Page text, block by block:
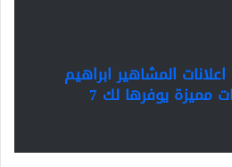
اعلانات المشاهير ابراهيم
القرشي .. خصومات مميزة يوفرها لك 7